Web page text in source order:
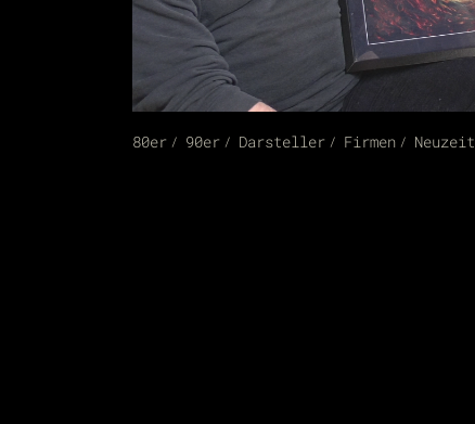
80er 90er Darsteller Firmen Neuzeit